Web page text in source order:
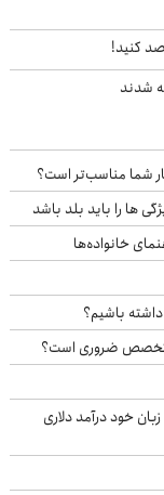
کنید!
شدند
شما مناسب‌تر است؟
ها را باید بلد باشد
باشیم؟
متخصص ضروری است؟
خود درآمد دلاری